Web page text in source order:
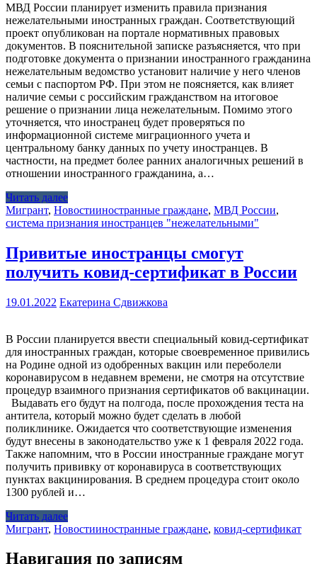
МВД России планирует изменить правила признания
нежелательными иностранных граждан. Соответствующий
проект опубликован на портале нормативных правовых
документов. В пояснительной записке разъясняется, что при
подготовке документа о признании иностранного гражданина
нежелательным ведомство установит наличие у него членов
семьи с паспортом РФ. При этом не поясняется, как влияет
наличие семьи с российским гражданством на итоговое
решение о признании лица нежелательным. Помимо этого
уточняется, что иностранец будет проверяться по
информационной системе миграционного учета и
центральному банку данных по учету иностранцев. В
частности, на предмет более ранних аналогичных решений в
отношении иностранного гражданина, а…
Читать далее
Мигрант, Новостииностранные граждане, МВД России,
система признания иностранцев "нежелательными"
Привитые иностранцы смогут
получить ковид-сертификат в России
19.01.2022 Екатерина Сдвижкова
В России планируется ввести специальный ковид-сертификат
для иностранных граждан, которые своевременное привились
на Родине одной из одобренных вакцин или переболели
коронавирусом в недавнем времени, не смотря на отсутствие
процедур взаимного признания сертификатов об вакцинации.
Выдавать его будут на полгода, после прохождения теста на
антитела, который можно будет сделать в любой
поликлинике. Ожидается что соответствующие изменения
будут внесены в законодательство уже к 1 февраля 2022 года.
Также напомним, что в России иностранные граждане могут
получить прививку от коронавируса в соответствующих
пунктах вакцинирования. В среднем процедура стоит около
1300 рублей и…
Читать далее
Мигрант, Новостииностранные граждане, ковид-сертификат
Навигация по записям